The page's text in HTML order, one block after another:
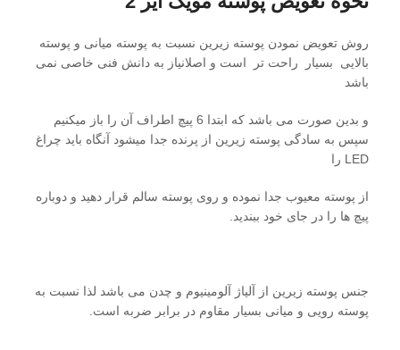
روش تعویض نمودن پوسته زیرین نسبت به پوسته میانی و پوسته
بالایی بسیار راحت تر است و اصلانیاز به دانش فنی خاصی نمی
باشد
و بدین صورت می باشد که ابتدا 6 پیچ اطراف آن را باز میکنیم
سپس به سادگی پوسته زیرین از پرنده جدا میشود آنگاه باید چراغ
LED را
از پوسته معیوب جدا نموده و روی پوسته سالم قرار دهید و دوباره
پیچ ها را در جای خود ببندید.
جنس پوسته زیرین از آلیاژ آلومینیوم و چدن می باشد لذا نسبت به
پوسته رویی و میانی بسیار مقاوم در برابر ضربه است.